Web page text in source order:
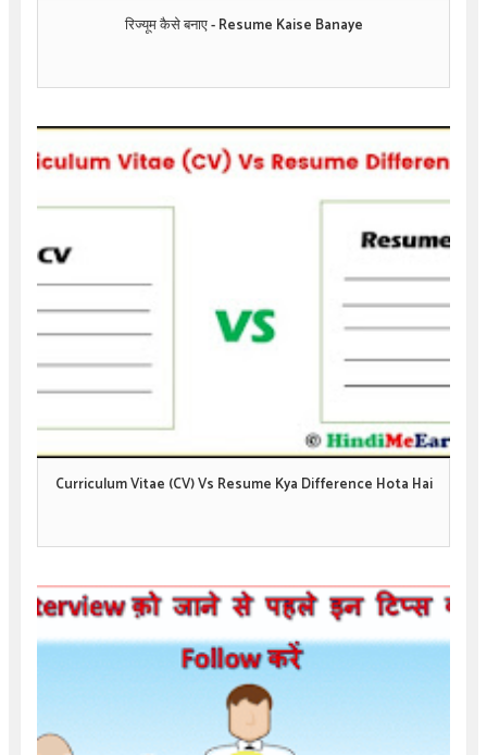
रिज्यूम कैसे बनाए - Resume Kaise Banaye
Curriculum Vitae (CV) Vs Resume Kya Difference Hota Hai